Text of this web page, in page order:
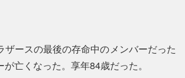
ザースの最後の存命中のメンバーだった
が亡くなった。享年84歳だった。